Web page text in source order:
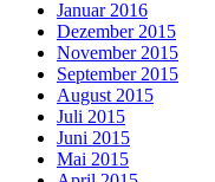
Januar 2016
Dezember 2015
November 2015
September 2015
August 2015
Juli 2015
Juni 2015
Mai 2015